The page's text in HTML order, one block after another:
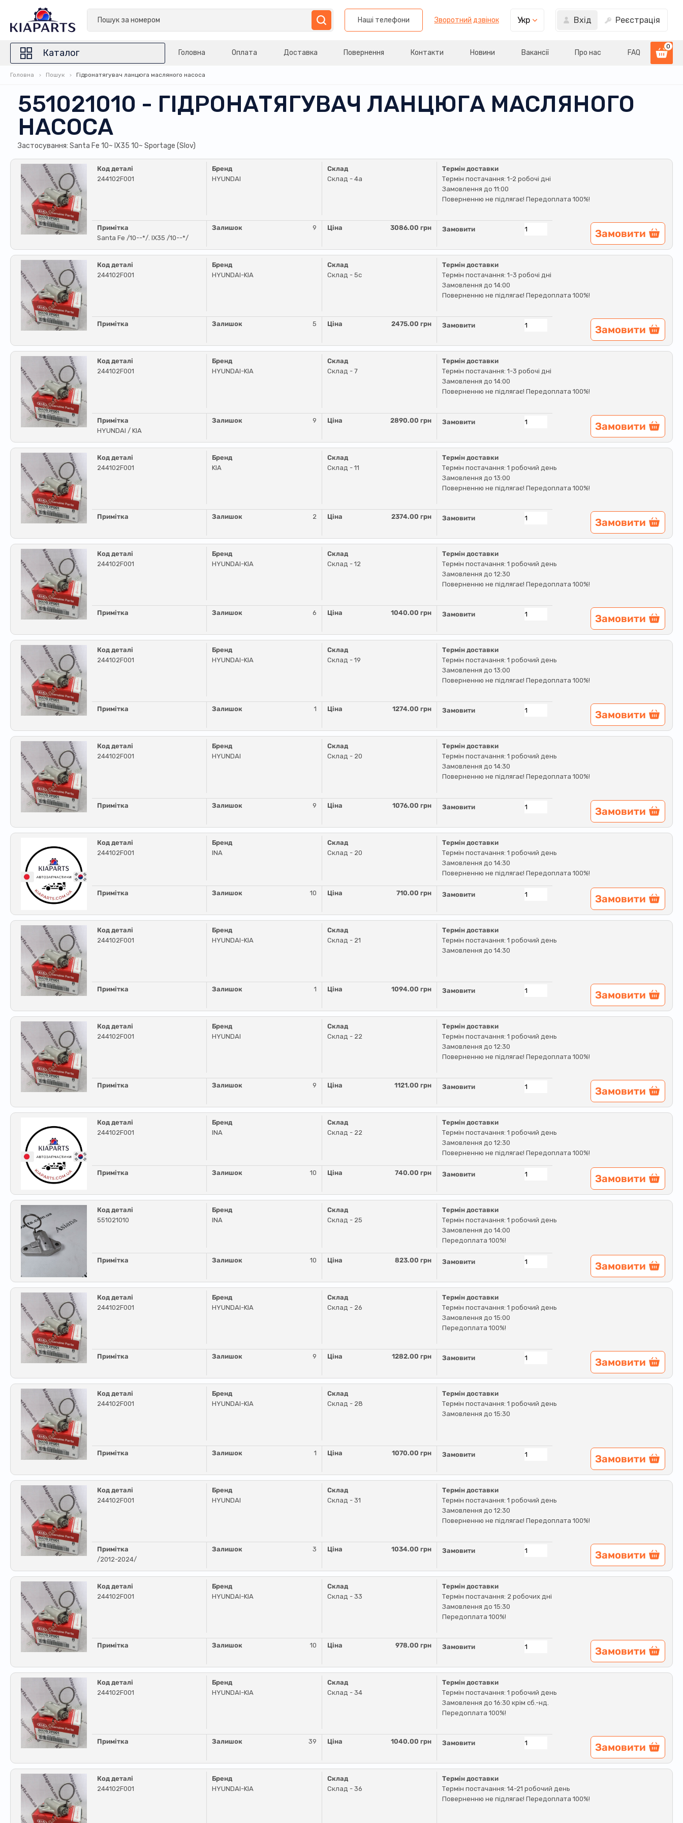
Наші телефони Зворотний дзвінок Укр Вхід Реєстрація
Каталог Головна Оплата Доставка Повернення Контакти Новини Вакансії Про нас FAQ
0
Головна Пошук Гідронатягувач ланцюга масляного насоса
551021010 - ГІДРОНАТЯГУВАЧ ЛАНЦЮГА МАСЛЯНОГО
НАСОСА
Застосування: Santa Fe 10~ IX35 10~ Sportage (Slov)
Код деталі
244102F001
Бренд
HYUNDAI
Склад
Склад - 4a
Термін доставки
Термін постачання: 1-2 робочі дні
Замовлення до 11:00
Поверненню не підлягає! Передоплата 100%!
Примітка
Santa Fe /10--*/. IX35 /10--*/
Залишок 9 Ціна 3086.00 грн Замовити Замовити
Код деталі
244102F001
Бренд
HYUNDAI-KIA
Склад
Склад - 5c
Термін доставки
Термін постачання: 1-3 робочі дні
Замовлення до 14:00
Поверненню не підлягає! Передоплата 100%!
Примітка Залишок 5 Ціна 2475.00 грн Замовити Замовити
Код деталі
244102F001
Бренд
HYUNDAI-KIA
Склад
Склад - 7
Термін доставки
Термін постачання: 1-3 робочі дні
Замовлення до 14:00
Поверненню не підлягає! Передоплата 100%!
Примітка
HYUNDAI / KIA
Залишок 9 Ціна 2890.00 грн Замовити Замовити
Код деталі
244102F001
Бренд
KIA
Склад
Склад - 11
Термін доставки
Термін постачання: 1 робочий день
Замовлення до 13:00
Поверненню не підлягає! Передоплата 100%!
Примітка Залишок 2 Ціна 2374.00 грн Замовити Замовити
Код деталі
244102F001
Бренд
HYUNDAI-KIA
Склад
Склад - 12
Термін доставки
Термін постачання: 1 робочий день
Замовлення до 12:30
Поверненню не підлягає! Передоплата 100%!
Примітка Залишок 6 Ціна 1040.00 грн Замовити Замовити
Код деталі
244102F001
Бренд
HYUNDAI-KIA
Склад
Склад - 19
Термін доставки
Термін постачання: 1 робочий день
Замовлення до 13:00
Поверненню не підлягає! Передоплата 100%!
Примітка Залишок 1 Ціна 1274.00 грн Замовити Замовити
Код деталі
244102F001
Бренд
HYUNDAI
Склад
Склад - 20
Термін доставки
Термін постачання: 1 робочий день
Замовлення до 14:30
Поверненню не підлягає! Передоплата 100%!
Примітка Залишок 9 Ціна 1076.00 грн Замовити Замовити
Код деталі
244102F001
Бренд
INA
Склад
Склад - 20
Термін доставки
Термін постачання: 1 робочий день
Замовлення до 14:30
Поверненню не підлягає! Передоплата 100%!
Примітка Залишок 10 Ціна 710.00 грн Замовити Замовити
Код деталі
244102F001
Бренд
HYUNDAI-KIA
Склад
Склад - 21
Термін доставки
Термін постачання: 1 робочий день
Замовлення до 14:30
Примітка Залишок 1 Ціна 1094.00 грн Замовити Замовити
Код деталі
244102F001
Бренд
HYUNDAI
Склад
Склад - 22
Термін доставки
Термін постачання: 1 робочий день
Замовлення до 12:30
Поверненню не підлягає! Передоплата 100%!
Примітка Залишок 9 Ціна 1121.00 грн Замовити Замовити
Код деталі
244102F001
Бренд
INA
Склад
Склад - 22
Термін доставки
Термін постачання: 1 робочий день
Замовлення до 12:30
Поверненню не підлягає! Передоплата 100%!
Примітка Залишок 10 Ціна 740.00 грн Замовити Замовити
Код деталі
551021010
Бренд
INA
Склад
Склад - 25
Термін доставки
Термін постачання: 1 робочий день
Замовлення до 14:00
Передоплата 100%!
Примітка Залишок 10 Ціна 823.00 грн Замовити Замовити
Код деталі
244102F001
Бренд
HYUNDAI-KIA
Склад
Склад - 26
Термін доставки
Термін постачання: 1 робочий день
Замовлення до 15:00
Передоплата 100%!
Примітка Залишок 9 Ціна 1282.00 грн Замовити Замовити
Код деталі
244102F001
Бренд
HYUNDAI-KIA
Склад
Склад - 28
Термін доставки
Термін постачання: 1 робочий день
Замовлення до 15:30
Примітка Залишок 1 Ціна 1070.00 грн Замовити Замовити
Код деталі
244102F001
Бренд
HYUNDAI
Склад
Склад - 31
Термін доставки
Термін постачання: 1 робочий день
Замовлення до 12:30
Поверненню не підлягає! Передоплата 100%!
Примітка
/2012-2024/
Залишок 3 Ціна 1034.00 грн Замовити Замовити
Код деталі
244102F001
Бренд
HYUNDAI-KIA
Склад
Склад - 33
Термін доставки
Термін постачання: 2 робочих дні
Замовлення до 15:30
Передоплата 100%!
Примітка Залишок 10 Ціна 978.00 грн Замовити Замовити
Код деталі
244102F001
Бренд
HYUNDAI-KIA
Склад
Склад - 34
Термін доставки
Термін постачання: 1 робочий день
Замовлення до 16:30 крім сб.-нд.
Передоплата 100%!
Примітка Залишок 39 Ціна 1040.00 грн Замовити Замовити
Код деталі
244102F001
Бренд
HYUNDAI-KIA
Склад
Склад - 36
Термін доставки
Термін постачання: 14-21 робочий день
Поверненню не підлягає! Передоплата 100%!